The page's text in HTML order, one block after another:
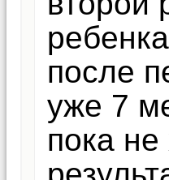
после
уже 7
пока